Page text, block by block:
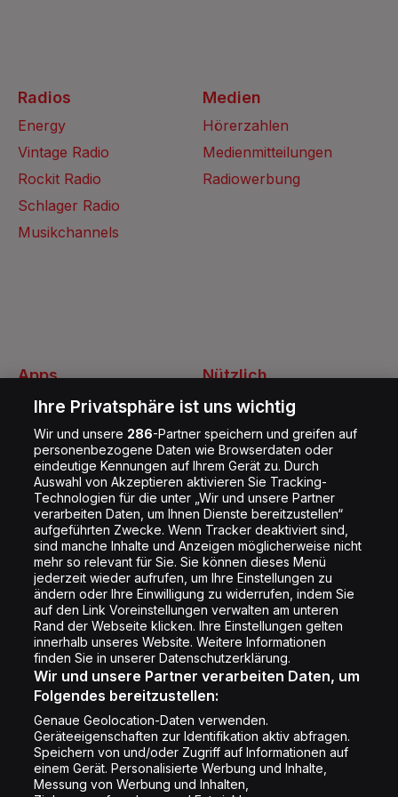
Folge uns
Copyright © Energy 2026
Radios
Energy
Vintage Radio
Rockit Radio
Schlager Radio
Musikchannels
Nützlich
Kontakt
Jobs
Shop
Impressum
Rechtliches
Datenschutz
Cookie Liste
Cookie Einstellung
Apps
Energy Radio App
Medien
Hörerzahlen
Medienmitteilungen
Radiowerbung
Ihre Privatsphäre ist uns wichtig
Wir und unsere 286-Partner speichern und greifen auf
personenbezogene Daten wie Browserdaten oder
eindeutige Kennungen auf Ihrem Gerät zu. Durch
Auswahl von Akzeptieren aktivieren Sie Tracking-
Technologien für die unter „Wir und unsere Partner
verarbeiten Daten, um Ihnen Dienste bereitzustellen“
aufgeführten Zwecke. Wenn Tracker deaktiviert sind,
sind manche Inhalte und Anzeigen möglicherweise nicht
mehr so relevant für Sie. Sie können dieses Menü
jederzeit wieder aufrufen, um Ihre Einstellungen zu
ändern oder Ihre Einwilligung zu widerrufen, indem Sie
auf den Link Voreinstellungen verwalten am unteren
Rand der Webseite klicken. Ihre Einstellungen gelten
innerhalb unseres Website. Weitere Informationen
finden Sie in unserer Datenschutzerklärung.
Wir und unsere Partner verarbeiten Daten, um
Folgendes bereitzustellen:
Genaue Geolocation-Daten verwenden.
Geräteeigenschaften zur Identifikation aktiv abfragen.
Speichern von und/oder Zugriff auf Informationen auf
einem Gerät. Personalisierte Werbung und Inhalte,
Messung von Werbung und Inhalten,